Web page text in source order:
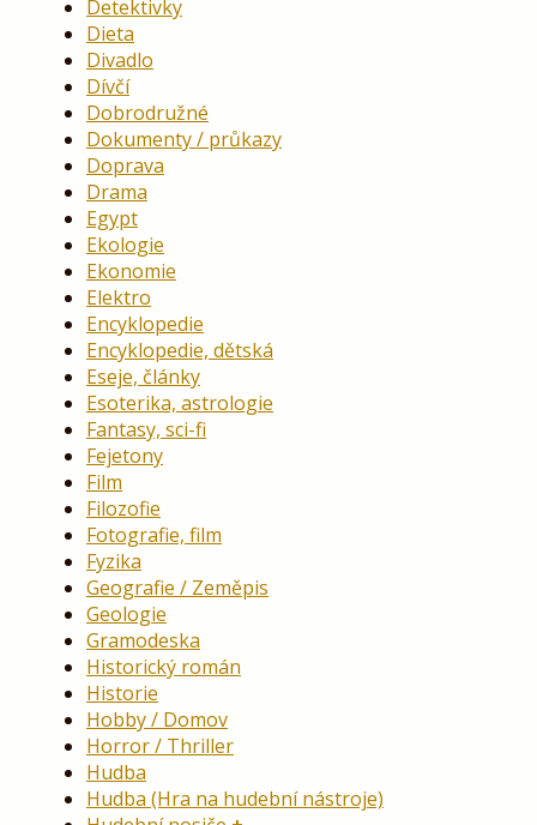
Detektivky
Dieta
Divadlo
Dívčí
Dobrodružné
Dokumenty / průkazy
Doprava
Drama
Egypt
Ekologie
Ekonomie
Elektro
Encyklopedie
Encyklopedie, dětská
Eseje, články
Esoterika, astrologie
Fantasy, sci-fi
Fejetony
Film
Filozofie
Fotografie, film
Fyzika
Geografie / Zeměpis
Geologie
Gramodeska
Historický román
Historie
Hobby / Domov
Horror / Thriller
Hudba
Hudba (Hra na hudební nástroje)